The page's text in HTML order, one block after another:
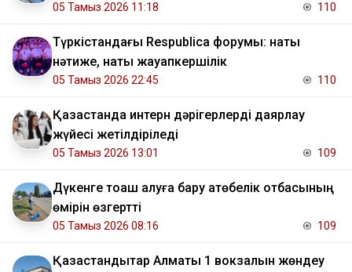
05 Тамыз 2026 11:18 110
Түркістандағы Respublica форумы: нақты
нәтиже, нақты жауапкершілік
05 Тамыз 2026 22:45 110
Қазақстанда интерн дәрігерлерді даярлау
жүйесі жетілдіріледі
05 Тамыз 2026 13:01 109
Дүкенге тоқаш алуға бару ақтөбелік отбасының
өмірін өзгертті
05 Тамыз 2026 08:16 109
Қазақстандықтар Алматы 1 вокзалын жөндеу